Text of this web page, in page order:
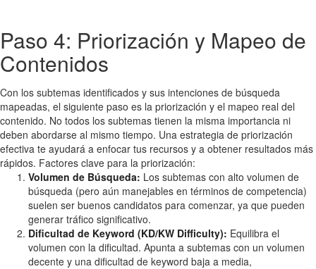
Paso 4: Priorización y Mapeo de
Contenidos
Con los subtemas identificados y sus intenciones de búsqueda
mapeadas, el siguiente paso es la priorización y el mapeo real del
contenido. No todos los subtemas tienen la misma importancia ni
deben abordarse al mismo tiempo. Una estrategia de priorización
efectiva te ayudará a enfocar tus recursos y a obtener resultados más
rápidos. Factores clave para la priorización:
Volumen de Búsqueda: Los subtemas con alto volumen de
búsqueda (pero aún manejables en términos de competencia)
suelen ser buenos candidatos para comenzar, ya que pueden
generar tráfico significativo.
Dificultad de Keyword (KD/KW Difficulty): Equilibra el
volumen con la dificultad. Apunta a subtemas con un volumen
decente y una dificultad de keyword baja a media,